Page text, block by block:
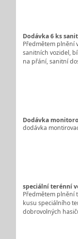
Dodávka 6 ks
Předmětem plnění
sanitních vozidel,
na přání, sanitní
Dodávka
dodávka
speciální terénní
Předmětem plnění
kusu speciálního
dobrovolných